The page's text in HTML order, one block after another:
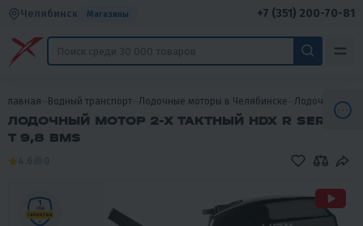
Челябинск Магазины +7 (351) 200-70-81
Главная Водный транспорт Лодочные моторы в Челябинске Лодочные
ЛОДОЧНЫЙ МОТОР 2-Х ТАКТНЫЙ HDX R SERIES
T 9,8 BMS